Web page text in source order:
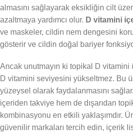
almasını sağlayarak eksikliğin cilt
azaltmaya yardımcı olur. D vitamini
ve maskeler, cildin nem dengesini
gösterir ve cildin doğal bariyer
Ancak unutmayın ki topikal D vitamini
D vitamini seviyesini yükseltmez. Bu
yüzeysel olarak faydalanmasını
içeriden takviye hem de dışarıdan
kombinasyonu en etkili yaklaşımdır.
güvenilir markaları tercih edin, içerik